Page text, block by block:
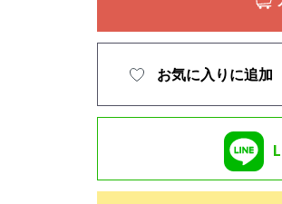
お気に入りに追加